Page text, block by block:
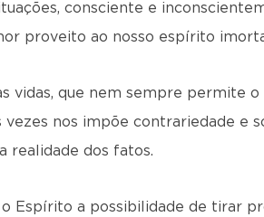
consciente e
proveito ao nosso espírito
vidas, que nem sempre permite
nos impõe contrariedade e
realidade dos fatos.
Espírito a possibilidade de tirar